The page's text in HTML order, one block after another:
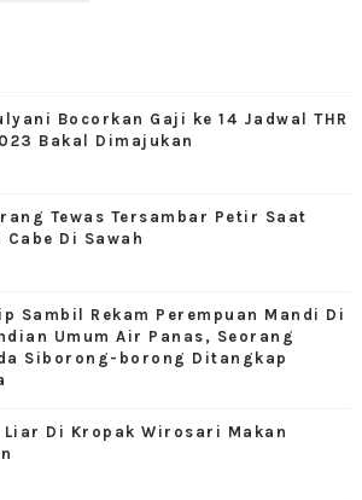
Bocorkan Gaji ke 14 Jadwal THR
Bakal Dimajukan
Tewas Tersambar Petir Saat
Cabe Di Sawah
Sambil Rekam Perempuan Mandi Di
Umum Air Panas, Seorang
Siborong-borong Ditangkap
Liar Di Kropak Wirosari Makan